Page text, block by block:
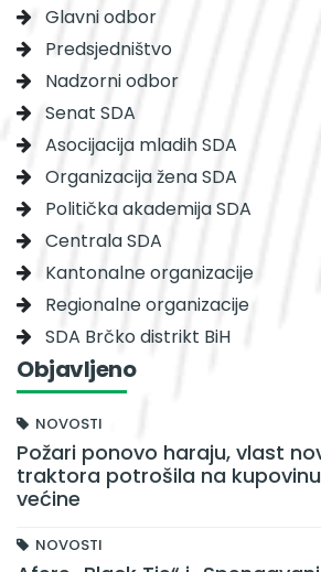
Glavni odbor
Predsjedništvo
Nadzorni odbor
Senat SDA
Asocijacija mladih SDA
Organizacija žena SDA
Politička akademija SDA
Centrala SDA
Kantonalne organizacije
Regionalne organizacije
SDA Brčko distrikt BiH
Objavljeno
NOVOSTI
Požari ponovo haraju, vlast
traktora potrošila na
većine
NOVOSTI